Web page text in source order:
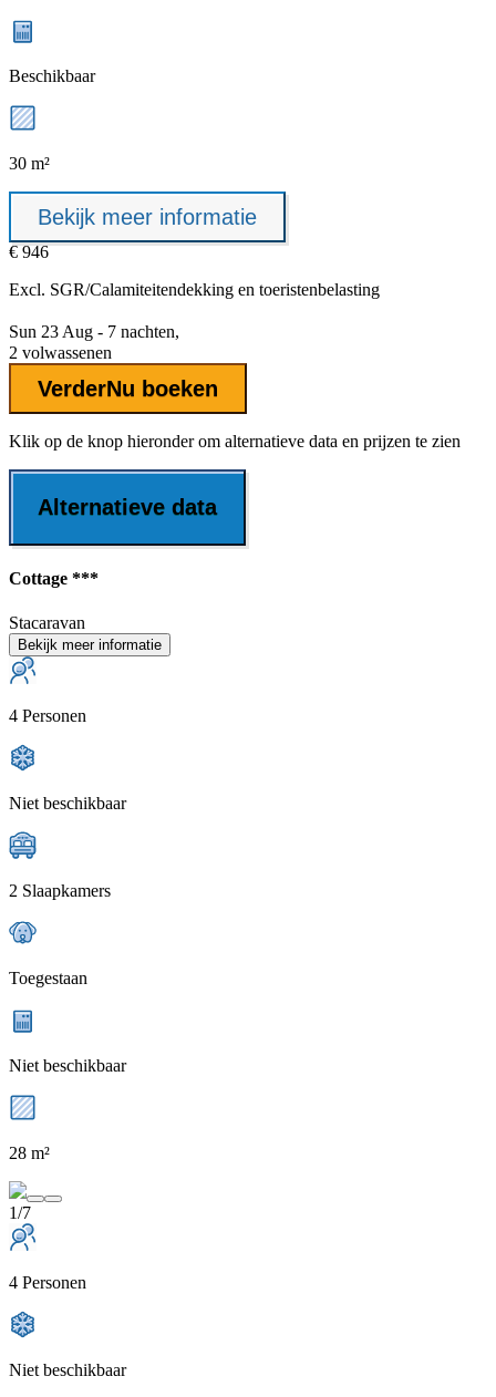
Beschikbaar
30 m²
Bekijk meer informatie
€ 946
Excl. SGR/Calamiteitendekking en toeristenbelasting
Sun 23 Aug - 7 nachten,
2 volwassenen
VerderNu boeken
Klik op de knop hieronder om alternatieve data en prijzen te zien
Alternatieve data
Cottage ***
Stacaravan
Bekijk meer informatie
4 Personen
Niet beschikbaar
2 Slaapkamers
Toegestaan
Niet beschikbaar
28 m²
1/7
4 Personen
Niet beschikbaar